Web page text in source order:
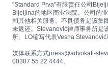
"Standard Prva"有限责任公司
Bijeljina的地区商业法院。公司的
和其他相关服务。不良债务是该集
未返还。Stevanović律师事务所是
所。LO缩写代表Vesna
媒体联系方式press@advokati-
00387 55 22 4444。